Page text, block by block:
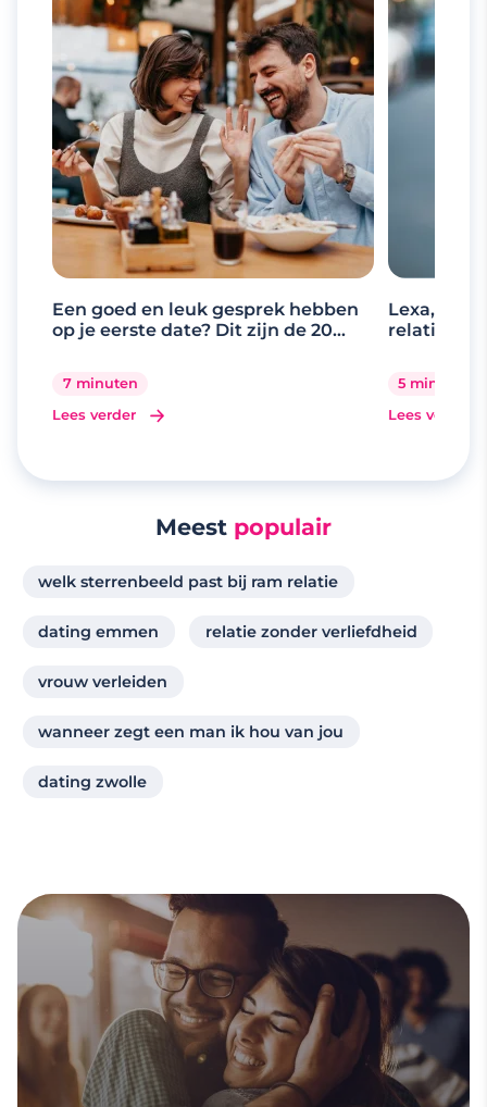
Een goed en leuk gesprek hebben
op je eerste date? Dit zijn de 20
7 minuten
Lees verder
Lexa, de
relaties
5 minuten
Lees verder
Meest populair
welk sterrenbeeld past bij ram relatie
dating emmen relatie zonder verliefdheid
vrouw verleiden
wanneer zegt een man ik hou van jou
dating zwolle